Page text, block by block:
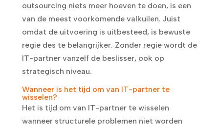
outsourcing niets meer hoeven te doen, is een
van de meest voorkomende valkuilen. Juist
omdat de uitvoering is uitbesteed, is bewuste
regie des te belangrijker. Zonder regie wordt de
IT-partner vanzelf de beslisser, ook op
strategisch niveau.
Wanneer is het tijd om van IT-partner te
wisselen?
Het is tijd om van IT-partner te wisselen
wanneer structurele problemen niet worden